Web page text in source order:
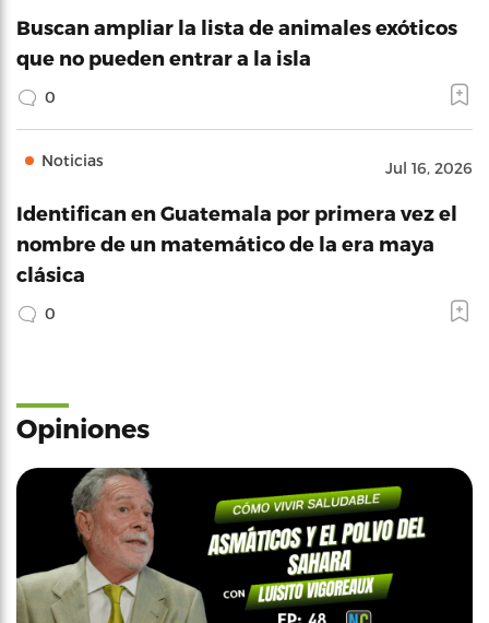
Buscan ampliar la lista de animales exóticos
que no pueden entrar a la isla
0
Noticias Jul 16, 2026
Identifican en Guatemala por primera vez el
nombre de un matemático de la era maya
clásica
0
Opiniones